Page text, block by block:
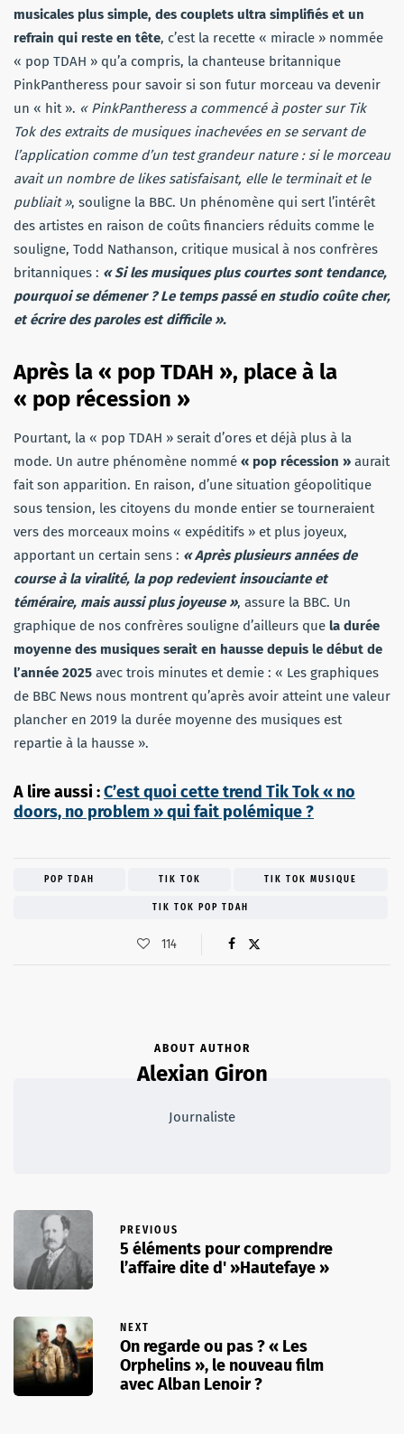
musicales plus simple, des couplets ultra simplifiés et un
refrain qui reste en tête, c’est la recette « miracle » nommée
« pop TDAH » qu’a compris, la chanteuse britannique
PinkPantheress pour savoir si son futur morceau va devenir
un « hit ». « PinkPantheress a commencé à poster sur Tik
Tok des extraits de musiques inachevées en se servant de
l’application comme d’un test grandeur nature : si le morceau
avait un nombre de likes satisfaisant, elle le terminait et le
publiait », souligne la BBC. Un phénomène qui sert l’intérêt
des artistes en raison de coûts financiers réduits comme le
souligne, Todd Nathanson, critique musical à nos confrères
britanniques : « Si les musiques plus courtes sont tendance,
pourquoi se démener ? Le temps passé en studio coûte cher,
et écrire des paroles est difficile ».
Après la « pop TDAH », place à la
« pop récession »
Pourtant, la « pop TDAH » serait d’ores et déjà plus à la
mode. Un autre phénomène nommé « pop récession » aurait
fait son apparition. En raison, d’une situation géopolitique
sous tension, les citoyens du monde entier se tourneraient
vers des morceaux moins « expéditifs » et plus joyeux,
apportant un certain sens : « Après plusieurs années de
course à la viralité, la pop redevient insouciante et
téméraire, mais aussi plus joyeuse », assure la BBC. Un
graphique de nos confrères souligne d’ailleurs que la durée
moyenne des musiques serait en hausse depuis le début de
l’année 2025 avec trois minutes et demie : « Les graphiques
de BBC News nous montrent qu’après avoir atteint une valeur
plancher en 2019 la durée moyenne des musiques est
repartie à la hausse ».
A lire aussi :C’est quoi cette trend Tik Tok « no
doors, no problem » qui fait polémique ?
POP TDAH TIK TOK TIK TOK MUSIQUE
TIK TOK POP TDAH
114
ABOUT AUTHOR
Alexian Giron
Journaliste
PREVIOUS
5 éléments pour comprendre
l’affaire dite d' »Hautefaye »
NEXT
On regarde ou pas ? « Les
Orphelins », le nouveau film
avec Alban Lenoir ?